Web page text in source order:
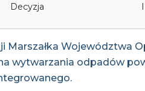
Decyzja
Marszałka Województwa
wytwarzania odpadów